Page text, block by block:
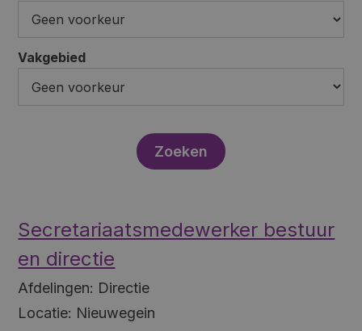
Vakgebied
Secretariaatsmedewerker bestuur
en directie
Afdelingen: Directie
Locatie: Nieuwegein